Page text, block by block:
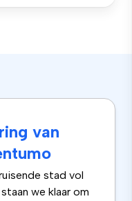
van
stad vol
we klaar om